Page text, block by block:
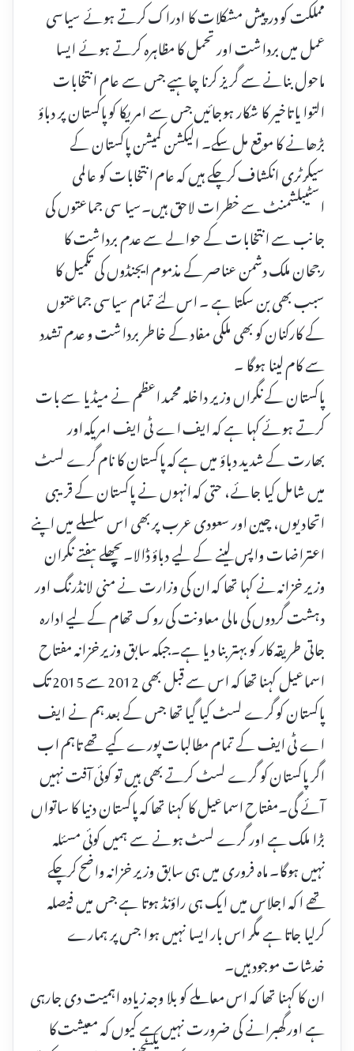
مملکت کو درپیش مشکلات کا ادراک کرتے ہوئے سیاسی
عمل میں برداشت اور تحمل کا مظاہرہ کرتے ہوئے ایسا
ماحول بنانے سے گریز کرنا چاہیے جس سے عام انتخابات
التوا یا تاخیر کا شکار ہوجائیں جس سے امریکا کو پاکستان پر دباؤ
بڑھانے کا موقع مل سکے۔ الیکشن کمیشن پاکستان کے
سیکرٹری انکشاف کرچکے ہیں کہ عام انتخابات کو عالمی
اسٹیبلشمنٹ سے خطرات لاحق ہیں۔سیا سی جماعتوں کی
جانب سے انتخابات کے حوالے سے عدم برداشت کا
رجحان ملک دشمن عناصر کے مذموم ایجنڈوں کی تکمیل کا
سبب بھی بن سکتا ہے ۔ اس لئے تمام سیاسی جماعتوں
کے کارکنان کو بھی ملکی مفاد کے خاطر برداشت و عدم تشدد
سے کام لینا ہوگا ۔
پاکستان کے نگراں وزیر داخلہ محمد اعظم نے میڈیا سے بات
کرتے ہوئے کہا ہے کہ ایف اے ٹی ایف امریکہ اور
بھارت کے شدید دباؤ میں ہے کہ پاکستان کا نام گرے لسٹ
میں شامل کیا جائے، حتی کہ انہوں نے پاکستان کے قریبی
اتحادیوں، چین اور سعودی عرب پر بھی اس سلسلے میں اپنے
اعتراضات واپس لینے کے لیے دباؤ ڈالا۔پچھلے ہفتے نگران
وزیر خزانہ نے کہا تھا کہ ان کی وزارت نے منی لانڈرنگ اور
دہشت گردوں کی مالی معاونت کی روک تھام کے لیے ادارہ
جاتی طریقہ کار کو بہتر بنا دیا ہے۔جبکہ سابق وزیر خزانہ مفتاح
اسماعیل کہنا تھا کہ اس سے قبل بھی 2012 سے 2015 تک
پاکستان کو گرے لسٹ کیا گیا تھا جس کے بعد ہم نے ایف
اے ٹی ایف کے تمام مطالبات پورے کیے تھے تاہم اب
اگر پاکستان کو گرے لسٹ کرتے بھی ہیں تو کوئی آفت نہیں
آئے گی۔مفتاح اسماعیل کا کہنا تھا کہ پاکستان دنیا کا ساتواں
بڑا ملک ہے اور گرے لسٹ ہونے سے ہمیں کوئی مسئلہ
نہیں ہوگا۔ ماہ فروری میں ہی سابق وزیر خزانہ واضح کرچکے
تھے ا کہ اجلاس میں ایک ہی راؤنڈ ہوتا ہے جس میں فیصلہ
کرلیا جاتا ہے مگر اس بار ایسا نہیں ہوا جس پر ہمارے
خدشات موجود ہیں۔
ان کا کہنا تھا کہ اس معاملے کو بلا وجہ زیادہ اہمیت دی جارہی
ہے اور گھبرانے کی ضرورت نہیں ہے کیوں کہ معیشت کا